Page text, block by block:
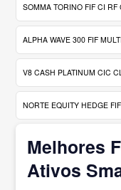
SOMMA TORINO FIF CI RF
ALPHA WAVE 300 FIF
V8 CASH PLATINUM CIC
NORTE EQUITY HEDGE FIF
Melhores
Ativos